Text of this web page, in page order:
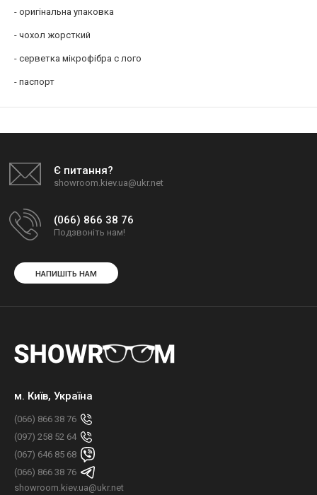
- оригінальна упаковка
- чохол жорсткий
- серветка мікрофібра c лого
- паспорт
Є питання?
showroom.kiev.ua@ukr.net
(066) 866 38 76
Подзвоніть нам!
НАПИШІТЬ НАМ
м. Київ, Україна
(066) 866 38 76
(097) 258 52 64
(067) 646 85 68
(066) 866 38 76
showroom.kiev.ua@ukr.net